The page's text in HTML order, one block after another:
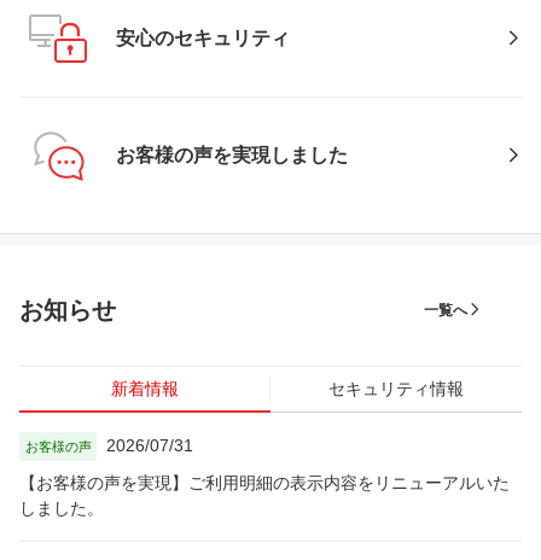
安心のセキュリティ
お客様の声を実現しました
お知らせ 一覧へ
新着情報 セキュリティ情報
お客様の声
2026/07/31
【お客様の声を実現】ご利用明細の表示内容をリニューアルいた
しました。